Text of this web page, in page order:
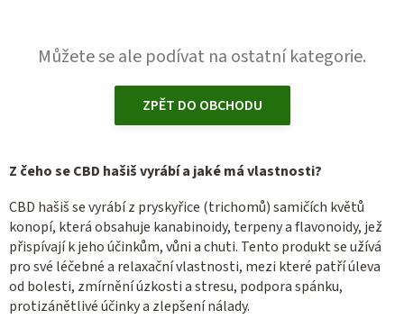
Můžete se ale podívat na ostatní kategorie.
ZPĚT DO OBCHODU
Z čeho se CBD hašiš vyrábí a jaké má vlastnosti?
CBD hašiš se vyrábí z pryskyřice (trichomů) samičích květů
konopí, která obsahuje kanabinoidy, terpeny a flavonoidy, jež
přispívají k jeho účinkům, vůni a chuti. Tento produkt se užívá
pro své léčebné a relaxační vlastnosti, mezi které patří úleva
od bolesti, zmírnění úzkosti a stresu, podpora spánku,
protizánětlivé účinky a zlepšení nálady.